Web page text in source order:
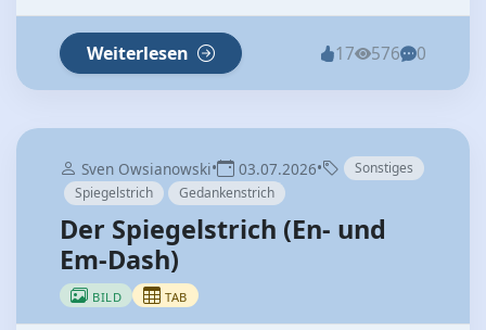
Weiterlesen 17 576 0
Sven Owsianowski• 03.07.2026•
Sonstiges
Spiegelstrich
Gedankenstrich
Der Spiegelstrich (En- und
Em-Dash)
BILD TAB